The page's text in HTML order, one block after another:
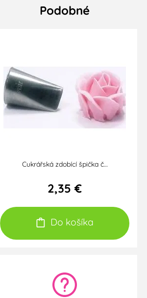
Podobné
Cukrářská zdobící špička č…
2,35 €
Do košíka